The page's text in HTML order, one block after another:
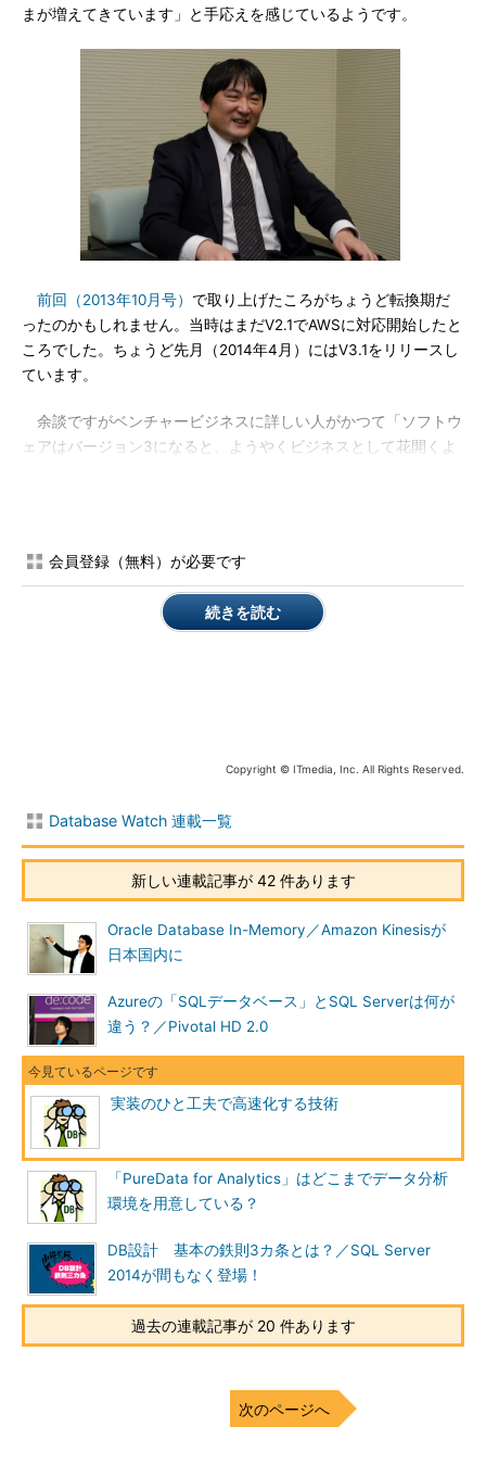
まが増えてきています」と手応えを感じているようです。
前回（2013年10月号） で取り上げたころがちょうど転換期だ
ったのかもしれません。当時はまだV2.1でAWSに対応開始したと
ころでした。ちょうど先月（2014年4月）にはV3.1をリリースし
ています。
余談ですがベンチャービジネスに詳しい人がかつて「ソフトウ
ェアはバージョン3になると、ようやくビジネスとして花開くよ
世の中の多くの事象は時系列で分析できる
V3.1の強化点は検索性能です。実際の顧客の利用事例では、時
系列データを扱うことが多く、検索するときは製品などの「ID」
一方、IRSはスケールアウトのためにデータを“分散配置”でき
セスすることになるため、オーバーヘッドが発生します。しか
し、このオーバーヘッドをなくすためにデータを時系列でまとめ
ると、データサイズを大きくしてしまい、パフォーマンスに影響
を与えます。
「レンジクラスタ」
そこでNECは時系列データの範囲検索に有利となるようなデー
タ構造を考案しました。それが「レンジクラスタ」です。時系列
やIDなど、検索に使いそうな値でまとめてデータを格納する構造
を採りました。巨大化するデータを一定のサイズでまとめてツリ
ー構造のような形で保有するイメージです（ツリー構造といって
も1件ずつツリー構造を持つようなXMLとは違います）。これに
より、I/Oの効率化が進みます。
レンジクラスタの構造概念図（資料提供：NEC）
会員登録（無料）が必要です
続きを読む
Copyright © ITmedia, Inc. All Rights Reserved.
Database Watch 連載一覧
新しい連載記事が 42 件あります
Oracle Database In-Memory／Amazon Kinesisが
日本国内に
Azureの「SQLデータベース」とSQL Serverは何が
違う？／Pivotal HD 2.0
実装のひと工夫で高速化する技術
「PureData for Analytics」はどこまでデータ分析
環境を用意している？
DB設計 基本の鉄則3カ条とは？／SQL Server
2014が間もなく登場！
過去の連載記事が 20 件あります
次のページへ